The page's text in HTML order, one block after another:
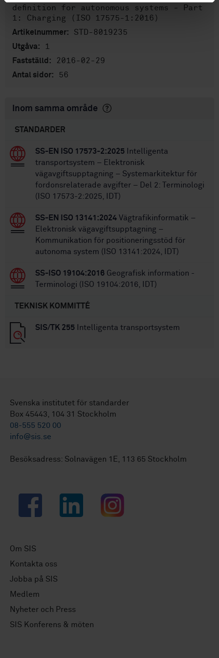
definition for autonomous systems - Part
1: Charging (ISO 17575-1:2016)
Artikelnummer: STD-8019235
Utgåva: 1
Fastställd: 2016-02-29
Antal sidor: 56
Inom samma område
STANDARDER
SS-EN ISO 17573-2:2025 Intelligenta
transportsystem – Elektronisk
vägavgiftsupptagning – Systemarkitektur för
fordonsrelaterade avgifter – Del 2: Terminologi
(ISO 17573-2:2025, IDT)
SS-EN ISO 13141:2024 Vägtrafikinformatik –
Elektronisk vägavgiftsupptagning –
Kommunikation för positioneringsstöd för
autonoma system (ISO 13141:2024, IDT)
SS-ISO 19104:2016 Geografisk information -
Terminologi (ISO 19104:2016, IDT)
TEKNISK KOMMITTÉ
SIS/TK 255 Intelligenta transportsystem
Svenska institutet för standarder
Box 45443, 104 31 Stockholm
08-555 520 00
info@sis.se
Besöksadress: Solnavägen 1E, 113 65 Stockholm
Facebook LinkedIn Instagram
Om SIS
Kontakta oss
Jobba på SIS
Medlem
Nyheter och Press
SIS Konferens & möten